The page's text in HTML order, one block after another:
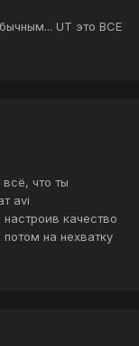
UT это ВСЕ
что ты
avi
качество
на нехватку